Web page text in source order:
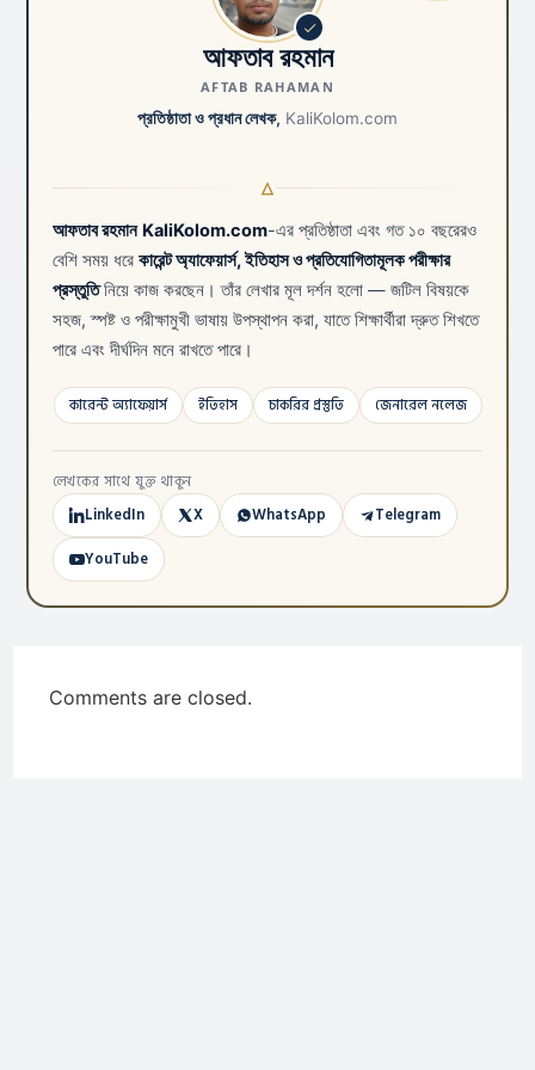
আফতাব রহমান
AFTAB RAHAMAN
প্রতিষ্ঠাতা ও প্রধান লেখক, KaliKolom.com
আফতাব রহমান KaliKolom.com-এর প্রতিষ্ঠাতা এবং গত ১০ বছরেরও
বেশি সময় ধরে কারেন্ট অ্যাফেয়ার্স, ইতিহাস ও প্রতিযোগিতামূলক পরীক্ষার
প্রস্তুতিনিয়ে কাজ করছেন। তাঁর লেখার মূল দর্শন হলো — জটিল বিষয়কে
সহজ, স্পষ্ট ও পরীক্ষামুখী ভাষায় উপস্থাপন করা, যাতে শিক্ষার্থীরা দ্রুত শিখতে
পারে এবং দীর্ঘদিন মনে রাখতে পারে।
কারেন্ট অ্যাফেয়ার্স ইতিহাস চাকরির প্রস্তুতি জেনারেল নলেজ
লেখকের সাথে যুক্ত থাকুন
LinkedIn X WhatsApp
Telegram
YouTube
Comments are closed.